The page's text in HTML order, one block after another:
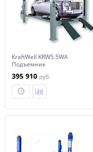
KraftWell KRW5.5WA
Подъемник
платформы для сход-развала
395 910 руб.